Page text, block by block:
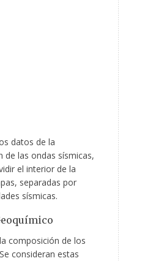
datos de la
de las ondas sísmicas,
el interior de la
separadas por
sísmicas.
composición de los
consideran estas